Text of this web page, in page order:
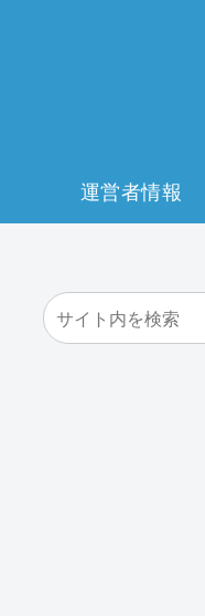
運営者情報